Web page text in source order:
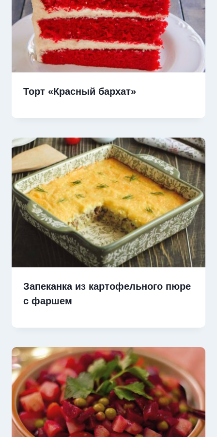
Торт «Красный бархат»
Запеканка из картофельного пюре
с фаршем